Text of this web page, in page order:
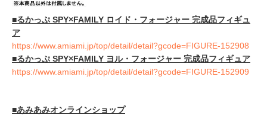
■るかっぷ SPY×FAMILY ロイド・フォージャー 完成品フィギュ
ア
https://www.amiami.jp/top/detail/detail?gcode=FIGURE-152908
■るかっぷ SPY×FAMILY ヨル・フォージャー 完成品フィギュア
https://www.amiami.jp/top/detail/detail?gcode=FIGURE-152909
■あみあみオンラインショップ